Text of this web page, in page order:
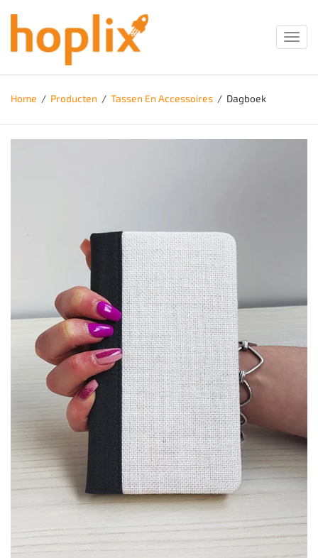
Home / Producten / Tassen En Accessoires / Dagboek